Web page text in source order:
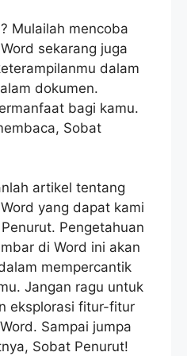
Mulailah mencoba
sekarang juga
dalam
dokumen.
bagi kamu.
Sobat
artikel tentang
yang dapat kami
Pengetahuan
di Word ini akan
mempercantik
Jangan ragu untuk
eksplorasi fitur-fitur
Sampai jumpa
Sobat Penurut!